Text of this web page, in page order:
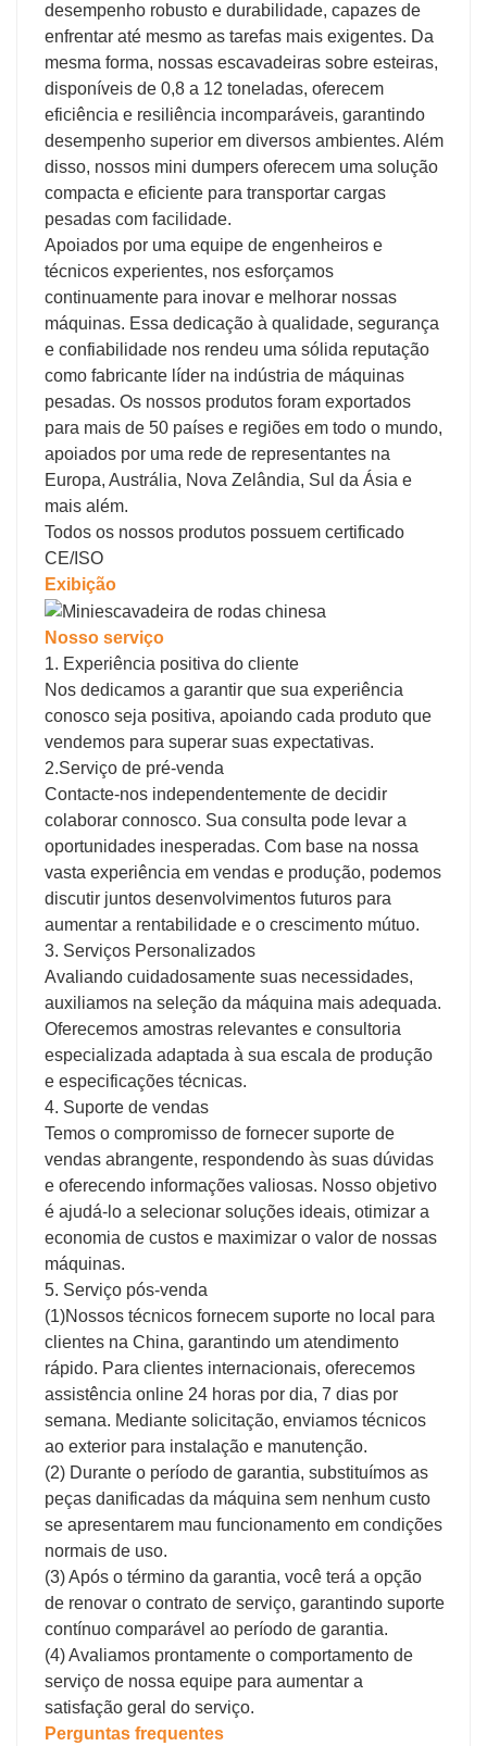
desempenho robusto e durabilidade, capazes de
enfrentar até mesmo as tarefas mais exigentes. Da
mesma forma, nossas escavadeiras sobre esteiras,
disponíveis de 0,8 a 12 toneladas, oferecem
eficiência e resiliência incomparáveis, garantindo
desempenho superior em diversos ambientes. Além
disso, nossos mini dumpers oferecem uma solução
compacta e eficiente para transportar cargas
pesadas com facilidade.
Apoiados por uma equipe de engenheiros e
técnicos experientes, nos esforçamos
continuamente para inovar e melhorar nossas
máquinas. Essa dedicação à qualidade, segurança
e confiabilidade nos rendeu uma sólida reputação
como fabricante líder na indústria de máquinas
pesadas. Os nossos produtos foram exportados
para mais de 50 países e regiões em todo o mundo,
apoiados por uma rede de representantes na
Europa, Austrália, Nova Zelândia, Sul da Ásia e
mais além.
Todos os nossos produtos possuem certificado
CE/ISO
Exibição
Nosso serviço
1. Experiência positiva do cliente
Nos dedicamos a garantir que sua experiência
conosco seja positiva, apoiando cada produto que
vendemos para superar suas expectativas.
2.Serviço de pré-venda
Contacte-nos independentemente de decidir
colaborar connosco. Sua consulta pode levar a
oportunidades inesperadas. Com base na nossa
vasta experiência em vendas e produção, podemos
discutir juntos desenvolvimentos futuros para
aumentar a rentabilidade e o crescimento mútuo.
3. Serviços Personalizados
Avaliando cuidadosamente suas necessidades,
auxiliamos na seleção da máquina mais adequada.
Oferecemos amostras relevantes e consultoria
especializada adaptada à sua escala de produção
e especificações técnicas.
4. Suporte de vendas
Temos o compromisso de fornecer suporte de
vendas abrangente, respondendo às suas dúvidas
e oferecendo informações valiosas. Nosso objetivo
é ajudá-lo a selecionar soluções ideais, otimizar a
economia de custos e maximizar o valor de nossas
máquinas.
5. Serviço pós-venda
(1)Nossos técnicos fornecem suporte no local para
clientes na China, garantindo um atendimento
rápido. Para clientes internacionais, oferecemos
assistência online 24 horas por dia, 7 dias por
semana. Mediante solicitação, enviamos técnicos
ao exterior para instalação e manutenção.
(2) Durante o período de garantia, substituímos as
peças danificadas da máquina sem nenhum custo
se apresentarem mau funcionamento em condições
normais de uso.
(3) Após o término da garantia, você terá a opção
de renovar o contrato de serviço, garantindo suporte
contínuo comparável ao período de garantia.
(4) Avaliamos prontamente o comportamento de
serviço de nossa equipe para aumentar a
satisfação geral do serviço.
Perguntas frequentes